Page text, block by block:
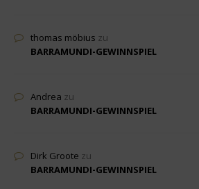
thomas möbius zu
BARRAMUNDI-GEWINNSPIEL
Andrea zu
BARRAMUNDI-GEWINNSPIEL
Dirk Groote zu
BARRAMUNDI-GEWINNSPIEL